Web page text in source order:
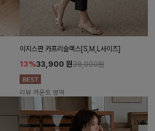
이지스판 카프리슬랙스[S,M,L사이즈]
13%33,900 원38,900원
리뷰 카운트 영역